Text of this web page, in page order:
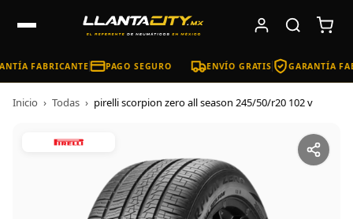
FABRICANTE PAGO SEGURO ENVÍO GRATIS GARANTÍA
Inicio › Todas › pirelli scorpion zero all season 245/50/r20 102 v